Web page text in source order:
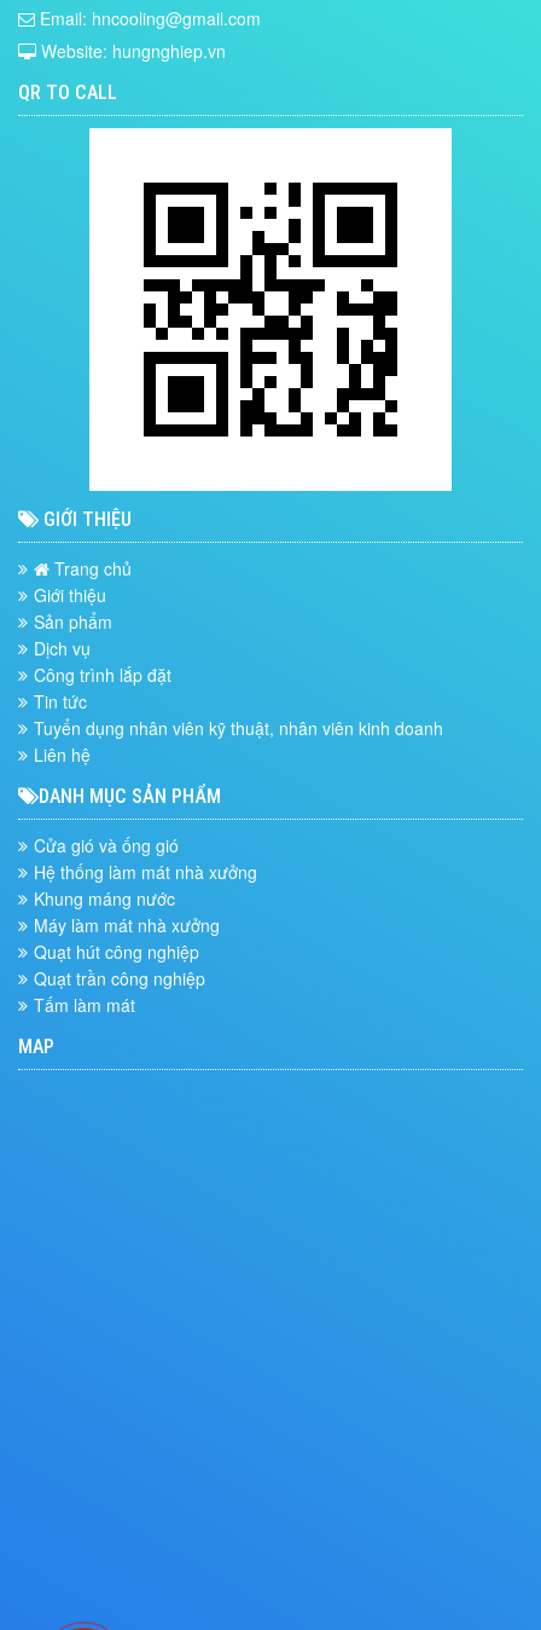
Email: hncooling@gmail.com
Website: hungnghiep.vn
QR TO CALL
GIỚI THIỆU
Trang chủ
Giới thiệu
Sản phẩm
Dịch vụ
Công trình lắp đặt
Tin tức
Tuyển dụng nhân viên kỹ thuật, nhân viên kinh doanh
Liên hệ
DANH MỤC SẢN PHẨM
Cửa gió và ống gió
Hệ thống làm mát nhà xưởng
Khung máng nước
Máy làm mát nhà xưởng
Quạt hút công nghiệp
Quạt trần công nghiệp
Tấm làm mát
MAP